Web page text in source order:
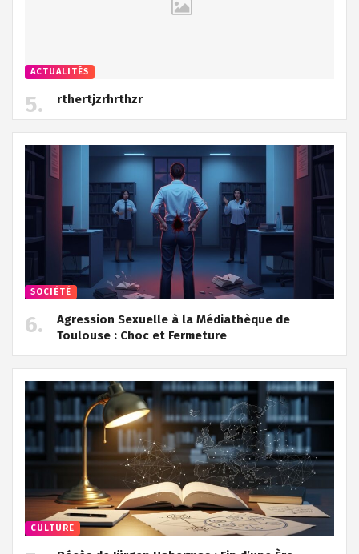
ACTUALITÉS
rthertjzrhrthzr
SOCIÉTÉ
Agression Sexuelle à la Médiathèque de
Toulouse : Choc et Fermeture
CULTURE